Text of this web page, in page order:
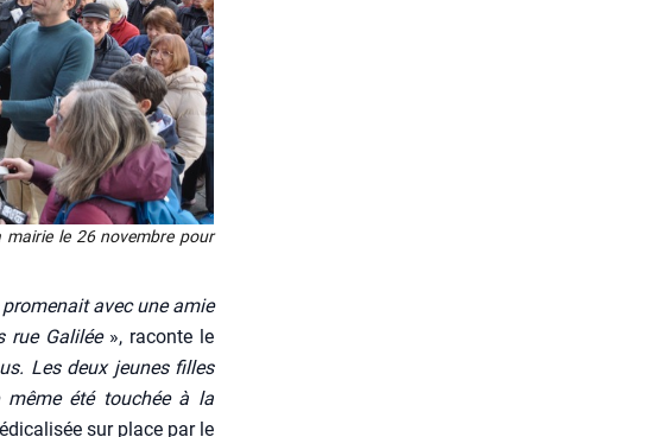
mai­rie le 26 novembre pour
pro­me­nait avec une amie
rue Gali­lée», raconte le
Les deux jeunes filles
même été tou­chée à la
sur place par le